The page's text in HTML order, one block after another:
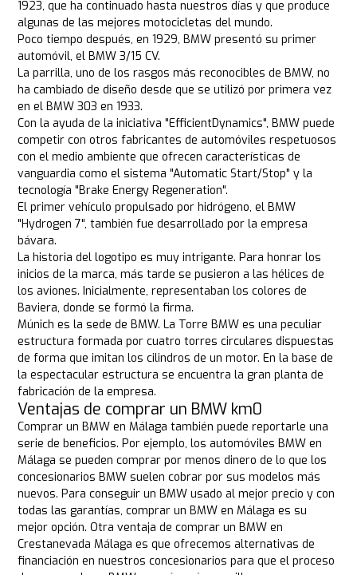
1923, que ha continuado hasta nuestros días y que produce
algunas de las mejores motocicletas del mundo.
Poco tiempo después, en 1929, BMW presentó su primer
automóvil, el BMW 3/15 CV.
La parrilla, uno de los rasgos más reconocibles de BMW, no
ha cambiado de diseño desde que se utilizó por primera vez
en el BMW 303 en 1933.
Con la ayuda de la iniciativa "EfficientDynamics", BMW puede
competir con otros fabricantes de automóviles respetuosos
con el medio ambiente que ofrecen características de
vanguardia como el sistema "Automatic Start/Stop" y la
tecnología "Brake Energy Regeneration".
El primer vehículo propulsado por hidrógeno, el BMW
"Hydrogen 7", también fue desarrollado por la empresa
bávara.
La historia del logotipo es muy intrigante. Para honrar los
inicios de la marca, más tarde se pusieron a las hélices de
los aviones. Inicialmente, representaban los colores de
Baviera, donde se formó la firma.
Múnich es la sede de BMW. La Torre BMW es una peculiar
estructura formada por cuatro torres circulares dispuestas
de forma que imitan los cilindros de un motor. En la base de
la espectacular estructura se encuentra la gran planta de
fabricación de la empresa.
Ventajas de comprar un BMW km0
Comprar un BMW en Málaga también puede reportarle una
serie de beneficios. Por ejemplo, los automóviles BMW en
Málaga se pueden comprar por menos dinero de lo que los
concesionarios BMW suelen cobrar por sus modelos más
nuevos. Para conseguir un BMW usado al mejor precio y con
todas las garantías, comprar un BMW en Málaga es su
mejor opción. Otra ventaja de comprar un BMW en
Crestanevada Málaga es que ofrecemos alternativas de
financiación en nuestros concesionarios para que el proceso